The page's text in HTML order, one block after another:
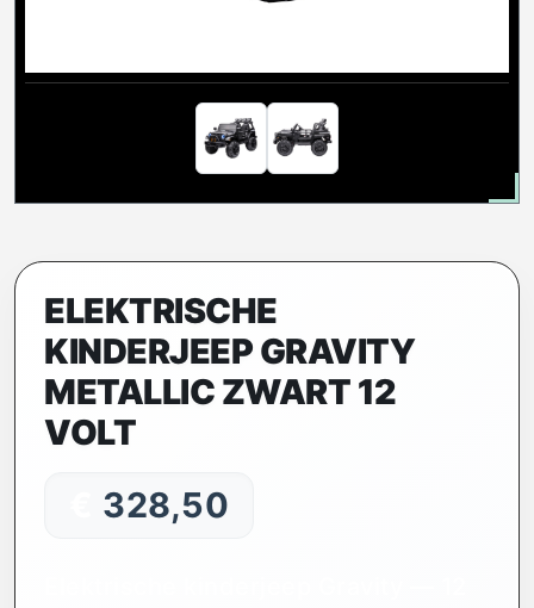
ELEKTRISCHE
KINDERJEEP GRAVITY
METALLIC ZWART 12
VOLT
328,50